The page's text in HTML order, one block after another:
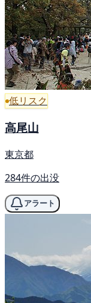
低リスク
高尾山
東京都
284件の出没
アラート